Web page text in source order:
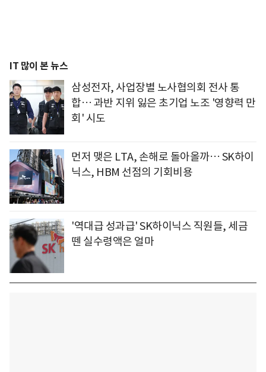
IT 많이 본 뉴스
삼성전자, 사업장별 노사협의회 전사 통
합… 과반 지위 잃은 초기업 노조 '영향력 만
회' 시도
먼저 맺은 LTA, 손해로 돌아올까… SK하이
닉스, HBM 선점의 기회비용
'역대급 성과급' SK하이닉스 직원들, 세금
뗀 실수령액은 얼마